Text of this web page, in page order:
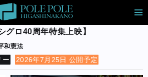
グロ40周年特集上映】
和憲法
ー 2026年7月25日 公開予定